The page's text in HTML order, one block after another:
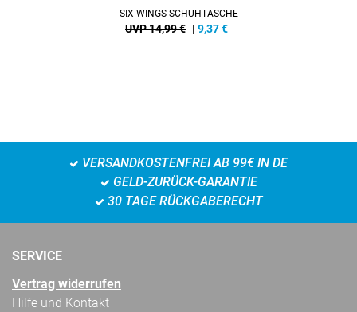
SIX WINGS SCHUHTASCHE
UVP 14,99 € | 9,37€
VERSANDKOSTENFREI AB 99€ IN DE
GELD-ZURÜCK-GARANTIE
30 TAGE RÜCKGABERECHT
SERVICE
Vertrag widerrufen
Hilfe und Kontakt